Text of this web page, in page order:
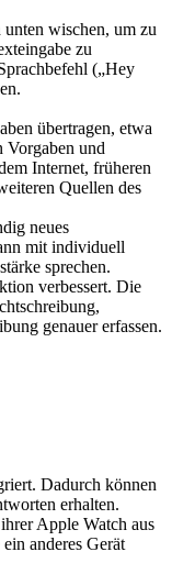
wischen, um zu
zu
(„Hey
übertragen, etwa
Vorgaben und
Internet, früheren
Quellen des
neues
mit individuell
sprechen.
verbessert. Die
genauer erfassen.
Dadurch können
erhalten.
Apple Watch aus
anderes Gerät